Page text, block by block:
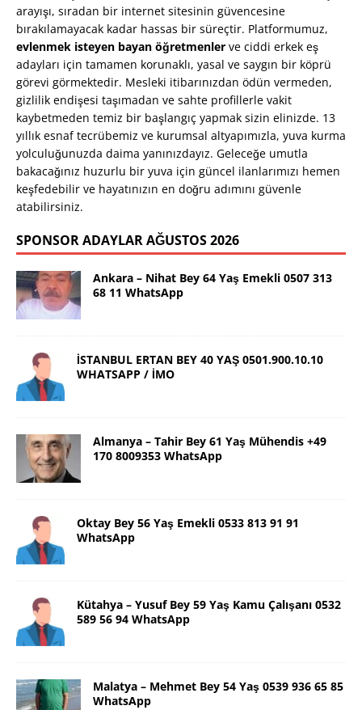
arayışı, sıradan bir internet sitesinin güvencesine
bırakılamayacak kadar hassas bir süreçtir. Platformumuz,
evlenmek isteyen bayan öğretmenler ve ciddi erkek eş
adayları için tamamen korunaklı, yasal ve saygın bir köprü
görevi görmektedir. Mesleki itibarınızdan ödün vermeden,
gizlilik endişesi taşımadan ve sahte profillerle vakit
kaybetmeden temiz bir başlangıç yapmak sizin elinizde. 13
yıllık esnaf tecrübemiz ve kurumsal altyapımızla, yuva kurma
yolculuğunuzda daima yanınızdayız. Geleceğe umutla
bakacağınız huzurlu bir yuva için güncel ilanlarımızı hemen
keşfedebilir ve hayatınızın en doğru adımını güvenle
atabilirsiniz.
SPONSOR ADAYLAR AĞUSTOS 2026
Ankara – Nihat Bey 64 Yaş Emekli 0507 313
68 11 WhatsApp
İSTANBUL ERTAN BEY 40 YAŞ 0501.900.10.10
WHATSAPP / İMO
Almanya – Tahir Bey 61 Yaş Mühendis +49
170 8009353 WhatsApp
Oktay Bey 56 Yaş Emekli 0533 813 91 91
WhatsApp
Kütahya – Yusuf Bey 59 Yaş Kamu Çalışanı 0532
589 56 94 WhatsApp
Malatya – Mehmet Bey 54 Yaş 0539 936 65 85
WhatsApp